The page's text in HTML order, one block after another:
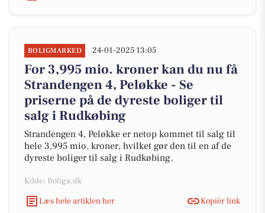
BOLIGMARKED 24-01-2025 13:05
For 3,995 mio. kroner kan du nu få
Strandengen 4, Peløkke - Se
priserne på de dyreste boliger til
salg i Rudkøbing
Strandengen 4, Peløkke er netop kommet til salg til
hele 3,995 mio. kroner, hvilket gør den til en af de
dyreste boliger til salg i Rudkøbing.
Kilde: Boliga.dk
Læs hele artiklen her
Kopiér link